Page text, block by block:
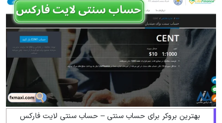
بهترین بروکر برای حساب سنتی – حساب سنتی لایت فارکس